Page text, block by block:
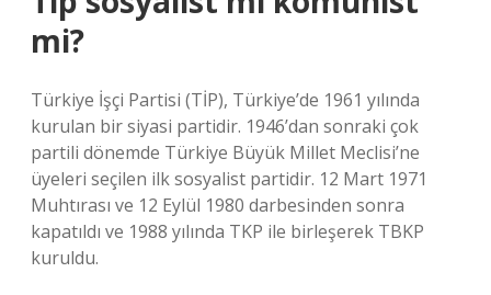
mi?
Türkiye İşçi Partisi (TİP), Türkiye’de 1961 yılında
kurulan bir siyasi partidir. 1946’dan sonraki çok
partili dönemde Türkiye Büyük Millet Meclisi’ne
üyeleri seçilen ilk sosyalist partidir. 12 Mart 1971
Muhtırası ve 12 Eylül 1980 darbesinden sonra
kapatıldı ve 1988 yılında TKP ile birleşerek TBKP
kuruldu.